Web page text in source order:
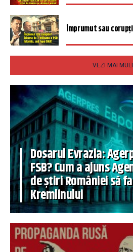
Împrumut sau
VEZI MAI
Dosarul Evrazia:
FSB? Cum a ajuns
de știri României să
Kremlinului